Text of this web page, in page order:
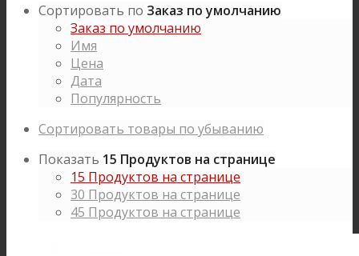
Сортировать по Заказ по умолчанию
Заказ по умолчанию
Имя
Цена
Дата
Популярность
Сортировать товары по убыванию
Показать 15 Продуктов на странице
15 Продуктов на странице
30 Продуктов на странице
45 Продуктов на странице